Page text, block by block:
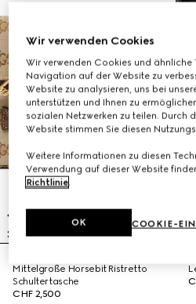
Mittelgroße Horsebit Ristretto
Schultertasche
CHF 2,500
Wir verwenden Cookies
Wir verwenden Cookies und ähnliche
Navigation auf der Website zu
Website zu analysieren, uns bei
unterstützen und Ihnen zu
sozialen Netzwerken zu teilen. Durch
Website stimmen Sie diesen
Weitere Informationen zu diesen
Verwendung auf dieser Website
Richtlinie.
COOKIE-
OK